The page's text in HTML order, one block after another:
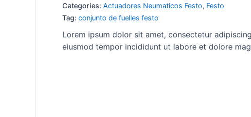
Categories: Actuadores Neumaticos Festo, Festo
Tag: conjunto de fuelles festo
Lorem ipsum dolor sit amet, consectetur
eiusmod tempor incididunt ut labore et dolore